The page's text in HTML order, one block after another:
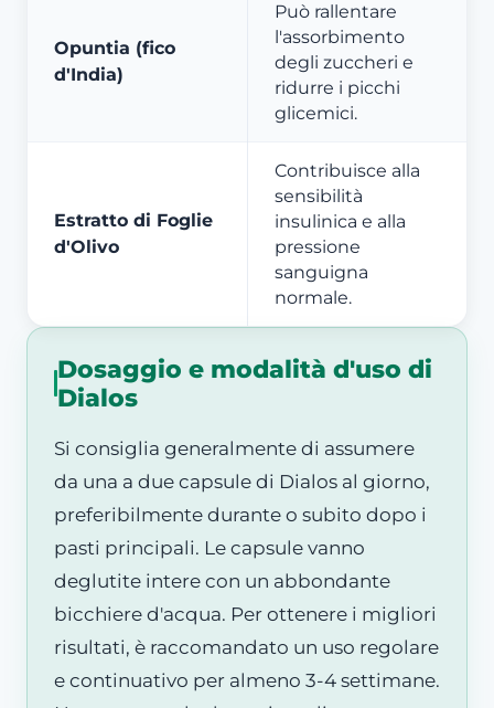
Opuntia (fico
d'India)
Può rallentare
l'assorbimento
degli zuccheri e
ridurre i picchi
glicemici.
Estratto di Foglie
d'Olivo
Contribuisce alla
sensibilità
insulinica e alla
pressione
sanguigna
normale.
Dosaggio e modalità d'uso di
Dialos
Si consiglia generalmente di assumere
da una a due capsule di Dialos al giorno,
preferibilmente durante o subito dopo i
pasti principali. Le capsule vanno
deglutite intere con un abbondante
bicchiere d'acqua. Per ottenere i migliori
risultati, è raccomandato un uso regolare
e continuativo per almeno 3-4 settimane.